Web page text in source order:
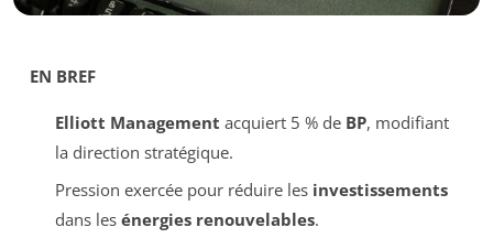
EN BREF
Elliott Management acquiert 5 % de BP, modifiant
la direction stratégique.
Pression exercée pour réduire les investissements
dans les énergies renouvelables.